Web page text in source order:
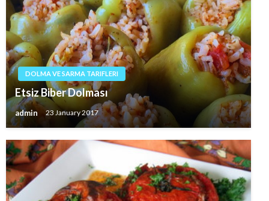
DOLMA VE SARMA TARIFLERI
Etsiz Biber Dolması
admin 23 January 2017